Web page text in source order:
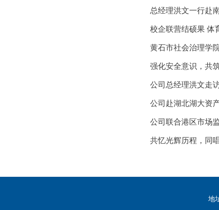
总经理洪文一行赴
校企联营结硕果 体
黄石市社会治理学
强化安全意识，共
公司总经理洪文走
公司赴湖北湖大资
公司联合港区市场
共忆光辉历程，同
地